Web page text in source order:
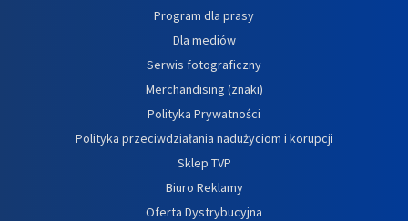
Program dla prasy
Dla mediów
Serwis fotograficzny
Merchandising (znaki)
Polityka Prywatności
Polityka przeciwdziałania nadużyciom i korupcji
Sklep TVP
Biuro Reklamy
Oferta Dystrybucyjna